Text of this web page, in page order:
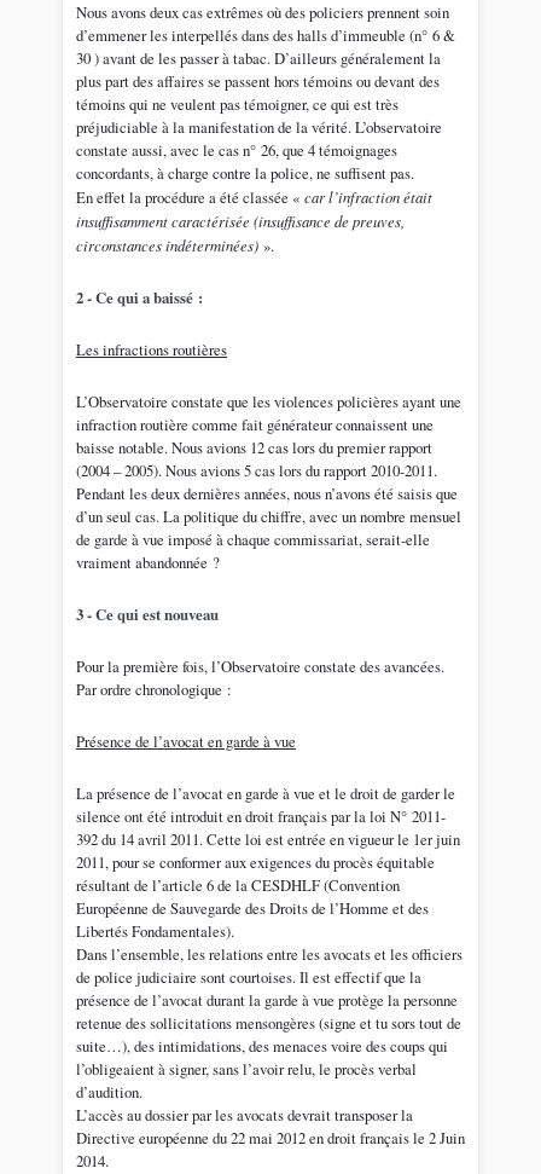
Nous avons deux cas extrêmes où des policiers prennent soin
d’emmener les interpellés dans des halls d’immeuble (n° 6 &
30 ) avant de les passer à tabac. D’ailleurs généralement la
plus part des affaires se passent hors témoins ou devant des
témoins qui ne veulent pas témoigner, ce qui est très
préjudiciable à la manifestation de la vérité. L’observatoire
constate aussi, avec le cas n° 26, que 4 témoignages
concordants, à charge contre la police, ne suffisent pas.
En effet la procédure a été classée « car l’infraction était
insuffisamment caractérisée (insuffisance de preuves,
circonstances indéterminées)».
2 - Ce qui a baissé :
Les infractions routières
L’Observatoire constate que les violences policières ayant une
infraction routière comme fait générateur connaissent une
baisse notable. Nous avions 12 cas lors du premier rapport
(2004 – 2005). Nous avions 5 cas lors du rapport 2010-2011.
Pendant les deux dernières années, nous n’avons été saisis que
d’un seul cas. La politique du chiffre, avec un nombre mensuel
de garde à vue imposé à chaque commissariat, serait-elle
vraiment abandonnée ?
3 - Ce qui est nouveau
Pour la première fois, l’Observatoire constate des avancées.
Par ordre chronologique :
Présence de l’avocat en garde à vue
La présence de l’avocat en garde à vue et le droit de garder le
silence ont été introduit en droit français par la loi N° 2011-
392 du 14 avril 2011. Cette loi est entrée en vigueur le 1er juin
2011, pour se conformer aux exigences du procès équitable
résultant de l’article 6 de la CESDHLF (Convention
Européenne de Sauvegarde des Droits de l’Homme et des
Libertés Fondamentales).
Dans l’ensemble, les relations entre les avocats et les officiers
de police judiciaire sont courtoises. Il est effectif que la
présence de l’avocat durant la garde à vue protège la personne
retenue des sollicitations mensongères (signe et tu sors tout de
suite…), des intimidations, des menaces voire des coups qui
l’obligeaient à signer, sans l’avoir relu, le procès verbal
d’audition.
L’accès au dossier par les avocats devrait transposer la
Directive européenne du 22 mai 2012 en droit français le 2 Juin
2014.